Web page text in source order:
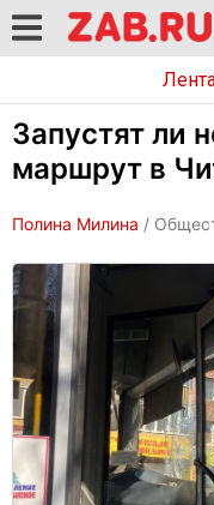
Запустят ли
маршрут в
Полина Милина /